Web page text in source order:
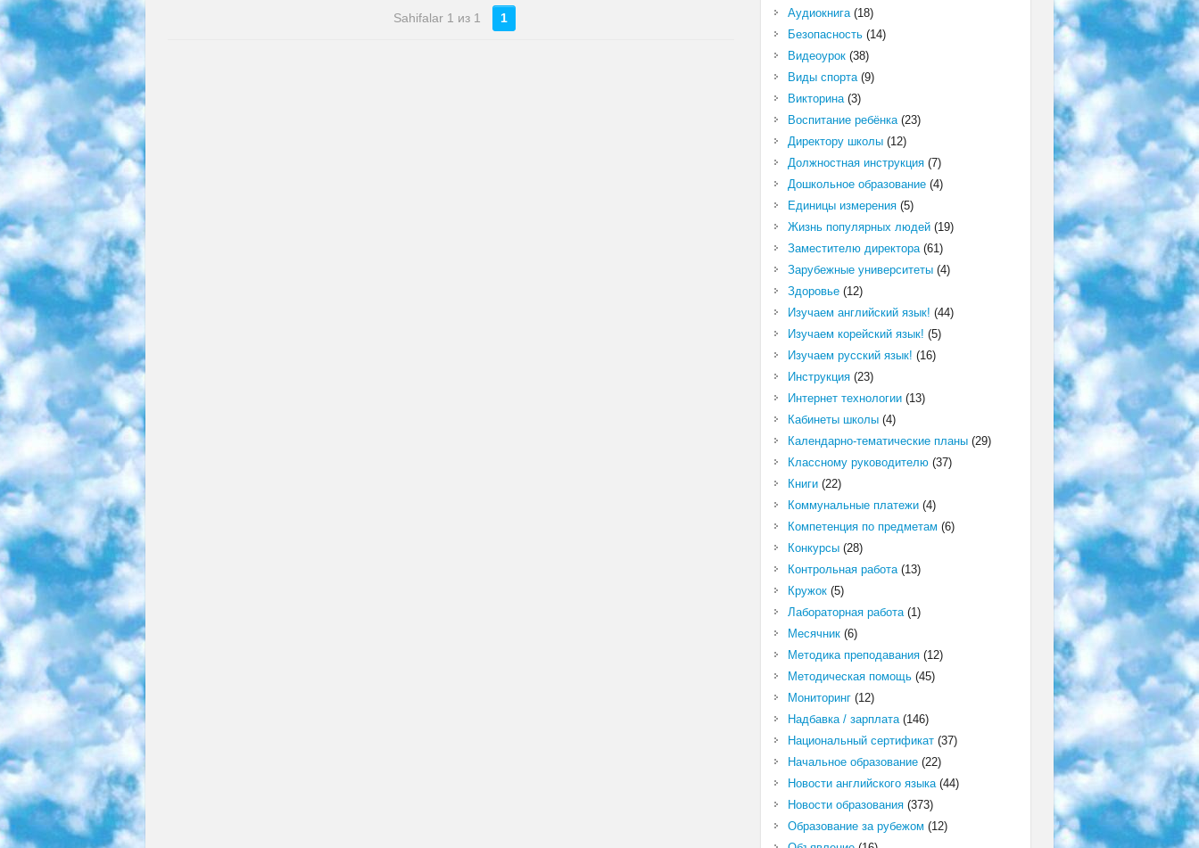
Sahifalar 1 из 1 1
Аудиокнига(18)
Безопасность(14)
Видеоурок(38)
Виды спорта(9)
Викторина(3)
Воспитание ребёнка(23)
Директору школы(12)
Должностная инструкция(7)
Дошкольное образование(4)
Единицы измерения(5)
Жизнь популярных людей(19)
Заместителю директора(61)
Зарубежные университеты(4)
Здоровье(12)
Изучаем английский язык! (44)
Изучаем корейский язык! (5)
Изучаем русский язык! (16)
Инструкция(23)
Интернет технологии(13)
Кабинеты школы(4)
Календарно-тематические планы(29)
Классному руководителю(37)
Книги(22)
Коммунальные платежи(4)
Компетенция по предметам (6)
Конкурсы(28)
Контрольная работа(13)
Кружок(5)
Лабораторная работа(1)
Месячник(6)
Методика преподавания(12)
Методическая помощь(45)
Мониторинг(12)
Надбавка / зарплата(146)
Национальный сертификат(37)
Начальное образование(22)
Новости английского языка(44)
Новости образования(373)
Образование за рубежом (12)